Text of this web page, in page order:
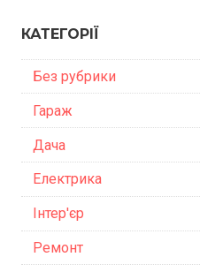
КАТЕГОРІЇ
Без рубрики
Гараж
Дача
Електрика
Інтер'єр
Ремонт